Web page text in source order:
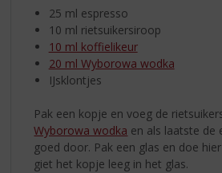
25 ml espresso
10 ml rietsuikersiroop
10 ml koffielikeur
20 ml Wyborowa wodka
IJsklontjes
Pak een kopje en voeg de
Wyborowa wodka en als laatste de
goed door. Pak een glas en doe
giet het kopje leeg in het glas.